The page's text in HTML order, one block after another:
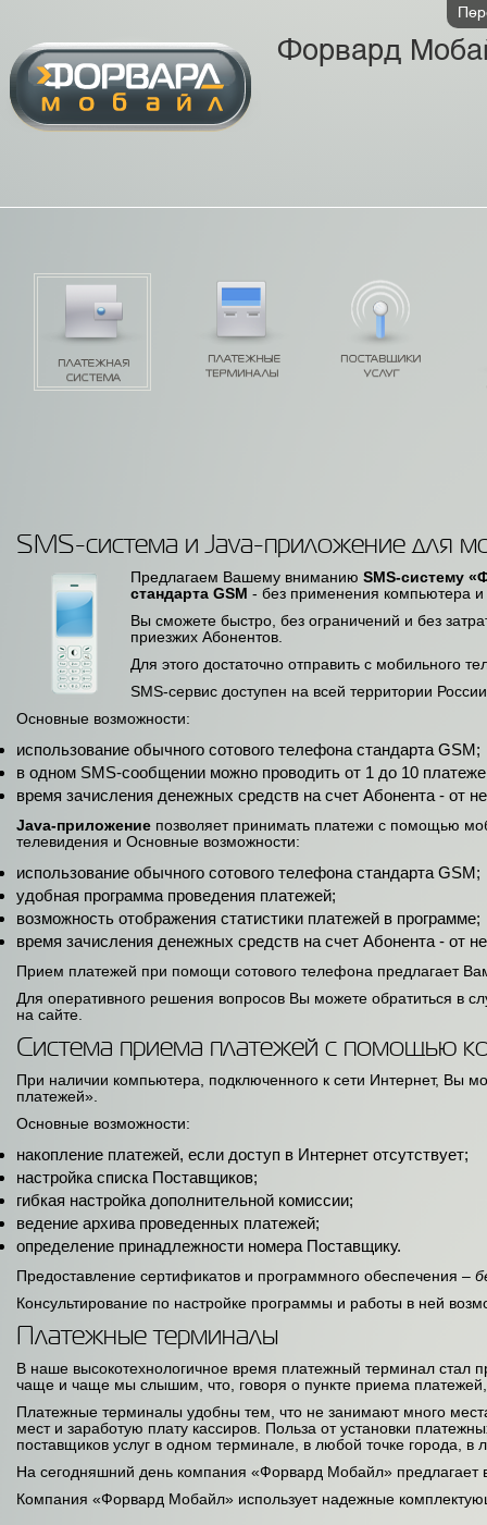
Форвард
SMS-система и Java-приложение для
Предлагаем Вашему вниманию SMS-cистему
стандарта GSM - без применения компьютера и
Вы сможете быстро, без ограничений и без
приезжих Абонентов.
Для этого достаточно отправить с мобильного
SMS-сервис доступен на всей территории
Основные возможности:
использование обычного сотового телефона стандарта GSM;
в одном SMS-сообщении можно проводить от 1 до 10
время зачисления денежных средств на счет Абонента - от
Java-приложение позволяет принимать платежи с помощью
телевидения и Основные возможности:
использование обычного сотового телефона стандарта GSM;
удобная программа проведения платежей;
возможность отображения статистики платежей в программе;
время зачисления денежных средств на счет Абонента - от
Прием платежей при помощи сотового телефона предлагает
Для оперативного решения вопросов Вы можете обратиться в
на сайте.
Система приема платежей с помощью
При наличии компьютера, подключенного к сети Интернет,
платежей».
Основные возможности:
накопление платежей, если доступ в Интернет отсутствует;
настройка списка Поставщиков;
гибкая настройка дополнительной комиссии;
ведение архива проведенных платежей;
определение принадлежности номера Поставщику.
Предоставление сертификатов и программного обеспечения –
Консультирование по настройке программы и работы в ней
Платежные терминалы
В наше высокотехнологичное время платежный терминал стал
чаще и чаще мы слышим, что, говоря о пункте приема
Платежные терминалы удобны тем, что не занимают много
мест и заработую плату кассиров. Польза от установки
поставщиков услуг в одном терминале, в любой точке города,
На сегодняшний день компания «Форвард Мобайл»
Компания «Форвард Мобайл» использует надежные